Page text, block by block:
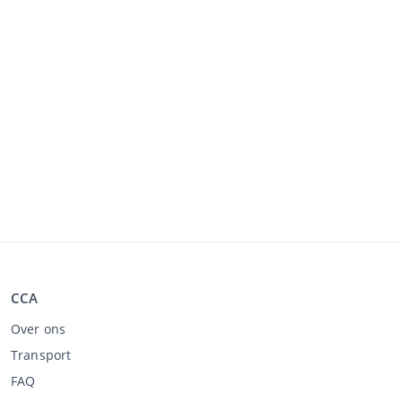
CCA
Over ons
Transport
FAQ